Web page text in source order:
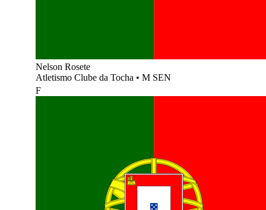
Nelson Rosete
Atletismo Clube da Tocha • M SEN
F